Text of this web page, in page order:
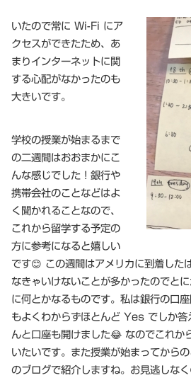
いたので常に Wi-Fi にア
クセスができたため、あ
まりインターネットに関
する心配がなかったのも
大きいです。
学校の授業が始まるまで
の二週間はおおまかにこ
んな感じでした！銀行や
携帯会社のことなどはよ
く聞かれることなので、
これから留学する予定の
方に参考になると嬉しい
です😊 この週間はアメリカに到着した
なきゃいけないことが多かったのでと
に何とかなるものです。私は銀行の口
もよくわからずほとんど Yes でしか答
んと口座も開けました😂 なのでこれか
いたいです。また授業が始まってから
のブログで紹介しますね。お見逃しな